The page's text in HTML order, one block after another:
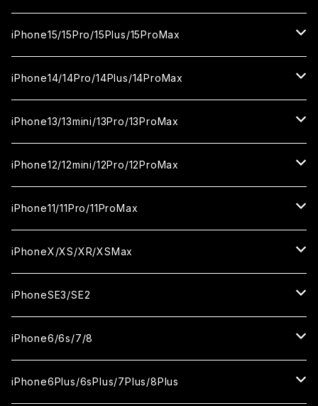
セラミックフィルム
ガラスフィルム
セラミックフィルム
カメラ用フィルム
セラミックフィルム
カメラ用フィルム
iPhone16
ガラスフィルム
セラミックフィルム
iPhone16Pro
ガラスフィルム
セラミックフィルム
iPhone16Plus
ガラスフィルム
セラミックフィルム
iPhone16ProMax
ガラスフィルム
セラミックフィルム
iPhone15/15Pro/15Plus/15ProMax
iPhone15
ガラスフィルム
セラミックフィルム
iPhone15Pro
ガラスフィルム
セラミックフィルム
iPhone15Plus
ガラスフィルム
セラミックフィルム
iPhone15ProMax
ガラスフィルム
セラミックフィルム
iPhone14/14Pro/14Plus/14ProMax
iPhone14
ガラスフィルム
セラミックフィルム
iPhone14Pro
ガラスフィルム
セラミックフィルム
iPhone14Plus
ガラスフィルム
セラミックフィルム
iPhone14ProMax
ガラスフィルム
セラミックフィルム
iPhone13/13mini/13Pro/13ProMax
iPhone13/13Pro
ガラスフィルム
セラミックフィルム
iPhone13mini
ガラスフィルム
セラミックフィルム
iPhone13ProMax
ガラスフィルム
セラミックフィルム
iPhone12/12mini/12Pro/12ProMax
iPhone12/12Pro
ガラスフィルム
セラミックフィルム
iPhone12mini
ガラスフィルム
セラミックフィルム
iPhone12ProMax
ガラスフィルム
セラミックフィルム
iPhone11/11Pro/11ProMax
iPhone11
ガラスフィルム
セラミックフィルム
iPhone11Pro
ガラスフィルム
セラミックフィルム
iPhone11Pro Max
ガラスフィルム
iPhoneX/XS/XR/XSMax
iPhoneX
ガラスフィルム
セラミックフィルム
iPhoneXS
ガラスフィルム
iPhoneXR
iPhoneSE3/SE2
iPhoneSE3
ガラスフィルム
iPhoneSE2
iPhone6/6s/7/8
iPhone8
iPhone6Plus/6sPlus/7Plus/8Plus